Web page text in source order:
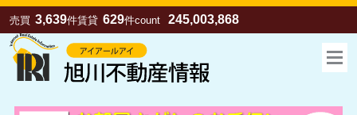
売買 3,639件賃貸 629件count 245,003,868